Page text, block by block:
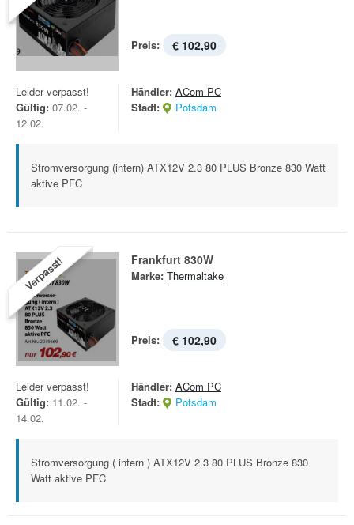
Preis: € 102,90
Leider verpasst!
Gültig: 07.02. -
12.02.
Händler: ACom PC
Stadt:
Potsdam
Stromversorgung (intern) ATX12V 2.3 80 PLUS Bronze 830 Watt
aktive PFC
Verpasst! Frankfurt 830W
Marke: Thermaltake
Preis: € 102,90
Leider verpasst!
Gültig: 11.02. -
14.02.
Händler: ACom PC
Stadt:
Potsdam
Stromversorgung ( intern ) ATX12V 2.3 80 PLUS Bronze 830
Watt aktive PFC